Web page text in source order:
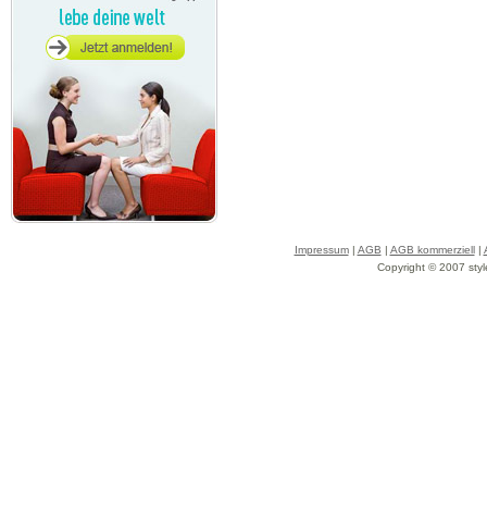
Impressum| AGB | AGB kommerziell|
Copyright © 2007